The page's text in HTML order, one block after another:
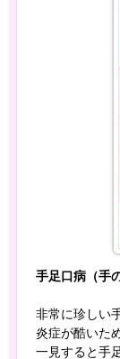
手足口病（手
非常に珍しい
炎症が酷いた
一見すると手